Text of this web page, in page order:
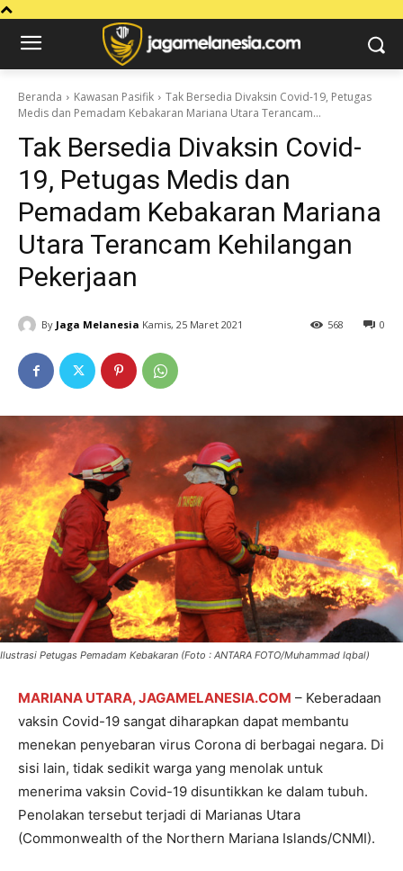
Beranda Kawasan Pasifik
Tak Bersedia Divaksin Covid-19, Petugas
Medis dan Pemadam Kebakaran Mariana Utara Terancam...
Tak Bersedia Divaksin Covid-
19, Petugas Medis dan
Pemadam Kebakaran Mariana
Utara Terancam Kehilangan
Pekerjaan
By Jaga Melanesia Kamis, 25 Maret 2021 0
568
Ilustrasi Petugas Pemadam Kebakaran (Foto : ANTARA FOTO/Muhammad Iqbal)
MARIANA UTARA, JAGAMELANESIA.COM – Keberadaan
vaksin Covid-19 sangat diharapkan dapat membantu
menekan penyebaran virus Corona di berbagai negara. Di
sisi lain, tidak sedikit warga yang menolak untuk
menerima vaksin Covid-19 disuntikkan ke dalam tubuh.
Penolakan tersebut terjadi di Marianas Utara
(Commonwealth of the Northern Mariana Islands/CNMI).